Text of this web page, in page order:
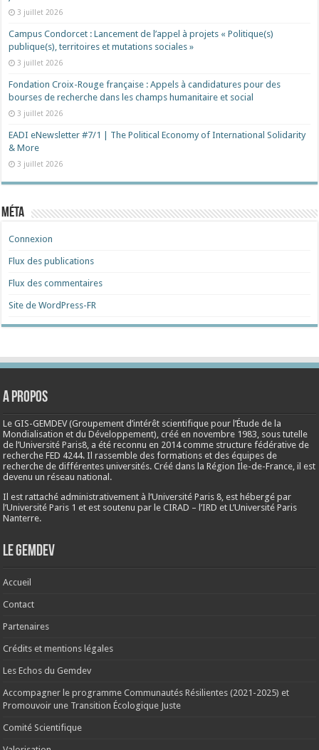
3 juillet 2026
Campus Condorcet : Lancement de l’appel à projets « Politique(s)
publique(s), territoires et mutations sociales »
3 juillet 2026
Fondation Croix-Rouge française : Appels à candidatures pour des
bourses de recherche dans les champs humanitaire et social
3 juillet 2026
EADI eNewsletter #7/1 | The Political Economy of International Solidarity
& More
3 juillet 2026
Méta
Connexion
Flux des publications
Flux des commentaires
Site de WordPress-FR
A propos
Le GIS-GEMDEV (Groupement d’intérêt scientifique pour l’Étude de la
Mondialisation et du Développement), créé ennovembre 1983, sous tutelle
de l’Université Paris8, a été reconnu en 2014 comme structure fédérative de
recherche FED 4244. Il rassemble des formations et des équipes de
recherche de différentes universités. Créé dans la Région Ile-de-France, il est
devenu un réseau national.
Il est rattaché administrativement à l’Université Paris 8, est hébergé par
l’Université Paris 1 et est soutenu par le CIRAD – l’IRD et L’Université Paris
Nanterre.
Le Gemdev
Accueil
Contact
Partenaires
Crédits et mentions légales
Les Echos du Gemdev
Accompagner le programme Communautés Résilientes (2021-2025) et
Promouvoir une Transition Écologique Juste
Comité Scientifique